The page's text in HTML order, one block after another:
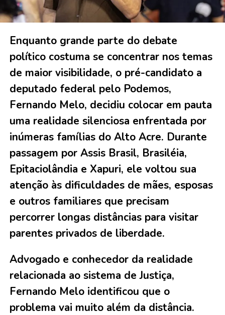
Enquanto grande parte do debate
político costuma se concentrar nos temas
de maior visibilidade, o pré-candidato a
deputado federal pelo Podemos,
Fernando Melo, decidiu colocar em pauta
uma realidade silenciosa enfrentada por
inúmeras famílias do Alto Acre. Durante
passagem por Assis Brasil, Brasiléia,
Epitaciolândia e Xapuri, ele voltou sua
atenção às dificuldades de mães, esposas
e outros familiares que precisam
percorrer longas distâncias para visitar
parentes privados de liberdade.
Advogado e conhecedor da realidade
relacionada ao sistema de Justiça,
Fernando Melo identificou que o
problema vai muito além da distância.